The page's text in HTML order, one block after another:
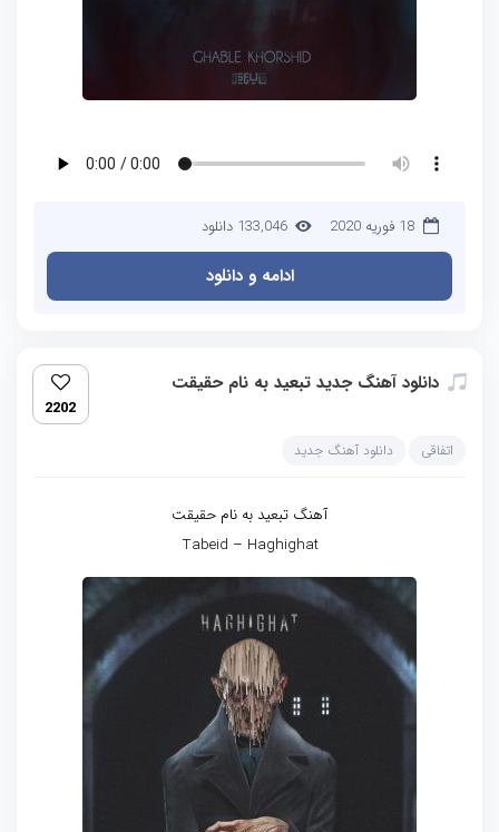
18 فوریه 2020 133,046 دانلود
ادامه و دانلود
دانلود آهنگ جدید تبعید به نام حقیقت
2202
اتفاقی دانلود آهنگ جدید
آهنگ تبعید به نام حقیقت
Tabeid – Haghighat